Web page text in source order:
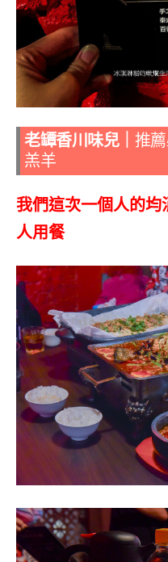
老罈香川味兒｜ 推
羔羊
我們這次一個人的均
人用餐